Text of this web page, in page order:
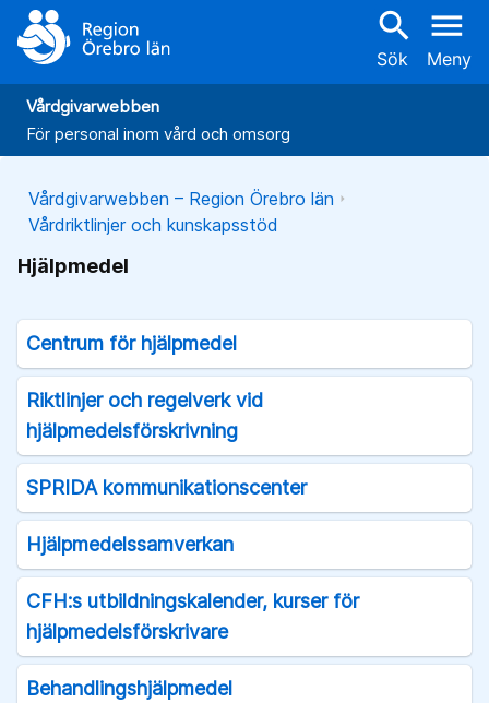
search
Sök
menu
Meny
Vårdgivarwebben
För personal inom vård och omsorg
Vårdgivarwebben – Region Örebro län
Vårdriktlinjer och kunskapsstöd
Hjälpmedel
Centrum för hjälpmedel
Riktlinjer och regelverk vid
hjälpmedelsförskrivning
SPRIDA kommunikationscenter
Hjälpmedelssamverkan
CFH:s utbildningskalender, kurser för
hjälpmedelsförskrivare
Behandlingshjälpmedel